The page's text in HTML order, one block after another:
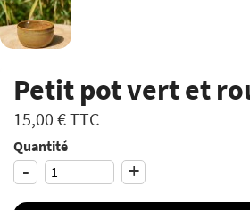
Petit pot vert et
15,00 €TTC
Quantité
- +